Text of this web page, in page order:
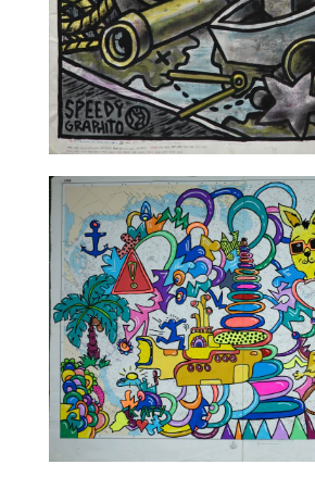
TALC02-03 – Speedy Graphito